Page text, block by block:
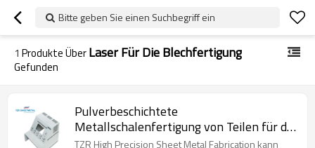
Bitte geben Sie einen Suchbegriff ein
1 Produkte ÜberLaser Für Die Blechfertigung
Gefunden
Pulverbeschichtete
Metallschalenfertigung von Teilen für die
Blechbearbeitung mit hoher Präzision
TZR High Precision Sheet Metal Fabrication kann